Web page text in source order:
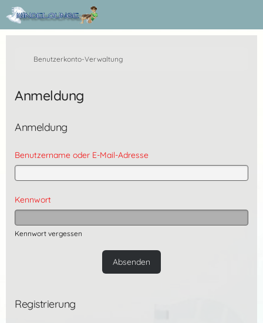
Benutzerkonto-Verwaltung
Anmeldung
Anmeldung
Benutzername oder E-Mail-Adresse
Kennwort
Kennwort vergessen
Registrierung